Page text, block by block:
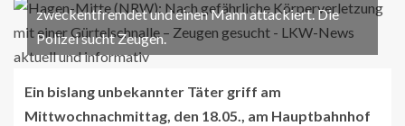
zweckentfremdet und einen Mann attackiert. Die
Polizei sucht Zeugen.
Ein bislang unbekannter Täter griff am
Mittwochnachmittag, den 18.05., am Hauptbahnhof